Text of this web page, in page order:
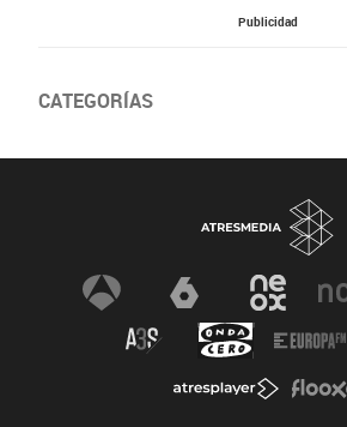
Publicidad
CATEGORÍAS
Salud sexual El tiempo
Champions
Nutrición Gastronomía
Trabaja los glúteos Suelo pélvico
Dietas sanas